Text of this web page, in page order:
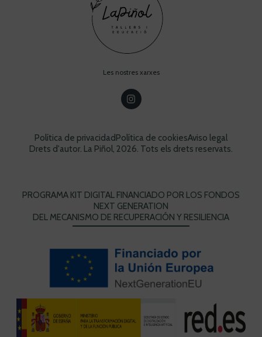
Les nostres xarxes
Drets d'autor. La Piñol, 2026. Tots els drets reservats.
Política de privacidadPolítica de cookiesAviso legal
PROGRAMA KIT DIGITAL FINANCIADO POR LOS FONDOS
NEXT GENERATION
DEL MECANISMO DE RECUPERACIÓN Y RESILIENCIA